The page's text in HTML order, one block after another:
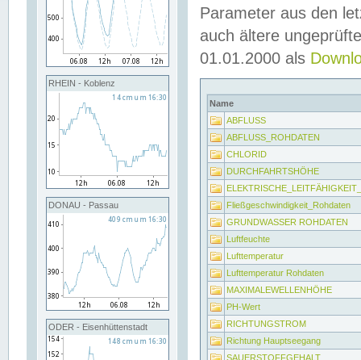
RHEIN - Koblenz
DONAU - Passau
ODER - Eisenhüttenstadt
Parameter aus den
auch ältere
01.01.2000 als
Name
ABFLUSS
ABFLUSS_ROHDATEN
CHLORID
DURCHFAHRTSHÖHE
Fließgeschwindigkeit_Rohdaten
GRUNDWASSER ROHDATEN
Luftfeuchte
Lufttemperatur
Lufttemperatur Rohdaten
MAXIMALEWELLENHÖHE
PH-Wert
RICHTUNGSTROM
Richtung Hauptseegang
SAUERSTOFFGEHALT